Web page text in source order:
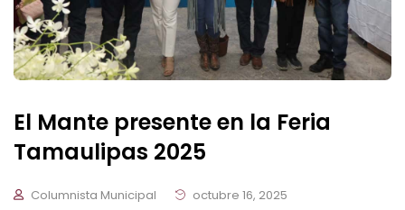
El Mante presente en la Feria
Tamaulipas 2025
Columnista Municipal
octubre 16, 2025